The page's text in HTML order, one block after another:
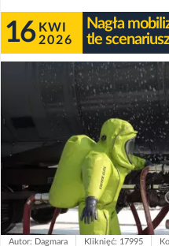
16 KWI
2026
Nagła
tle
Autor: Dagmara Kliknięć: 17995